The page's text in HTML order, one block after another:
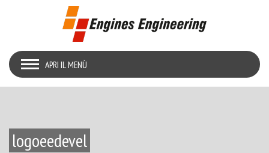
APRI IL MENÙ
logoeedevel